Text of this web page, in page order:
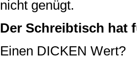
nicht genügt.
Der Schreibtisch hat
Einen DICKEN Wert?